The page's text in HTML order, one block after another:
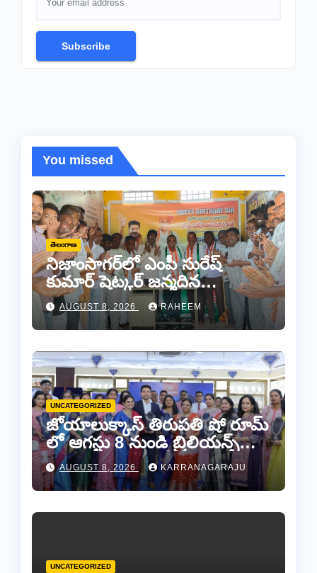
Subscribe
You missed
తెలంగాణ
నిజాంసాగర్‌లో ఎంపీ సురేష్
కుమార్ షెట్కర్ జన్మదిన
వేడుకలు..
AUGUST 8, 2026 RAHEEM
UNCATEGORIZED
జోయాలుక్కాస్ తిరుపతి షో రూమ్
లో ఆగస్టు 8 నుండి బ్రిలియన్స్
డైమండ్ జ్యాయలరీ షో..
AUGUST 8, 2026 KARRANAGARAJU
UNCATEGORIZED